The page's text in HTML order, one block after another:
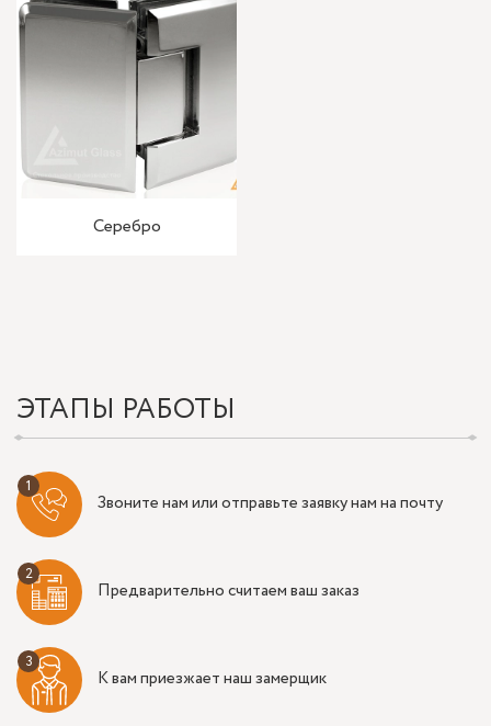
Серебро
ЭТАПЫ РАБОТЫ
Звоните нам или отправьте заявку нам на почту
Предварительно считаем ваш заказ
К вам приезжает наш замерщик